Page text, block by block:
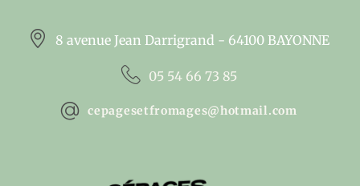
8 avenue Jean Darrigrand - 64100 BAYONNE
05 54 66 73 85
cepagesetfromages@hotmail.com